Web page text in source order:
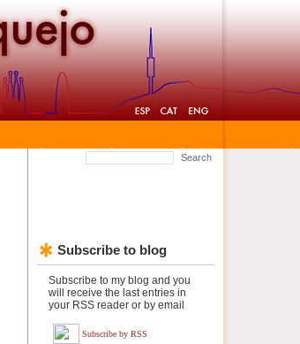
Search
Subscribe to blog
Subscribe to my blog and you
will receive the last entries in
your RSS reader or by email
Subscribe by RSS